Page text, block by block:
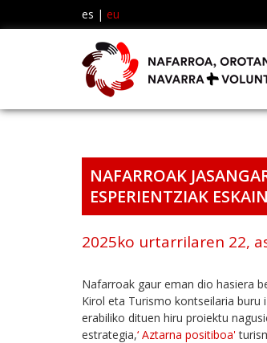
es | eu
NAFARROAK
ESPERIENTZIAK
2025ko urtarrilaren 22,
Nafarroak gaur eman dio hasiera
Kirol eta Turismo kontseilaria buru
erabiliko dituen hiru proiektu
estrategia,‘ Aztarna positiboa'